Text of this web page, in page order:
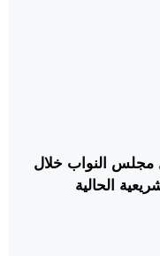
مجلس النواب خلال
الحالية